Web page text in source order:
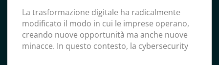
La trasformazione digitale ha radicalmente
modificato il modo in cui le imprese operano,
creando nuove opportunità ma anche nuove
minacce. In questo contesto, la cybersecurity